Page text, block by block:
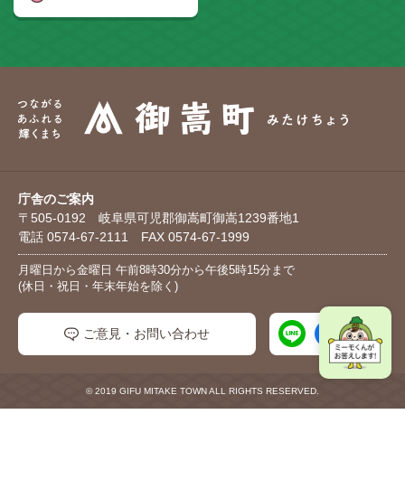
庁舎のご案内
〒505-0192 岐阜県可児郡御嵩町御嵩1239番地1
電話 0574-67-2111 FAX 0574-67-1999
月曜日から金曜日 午前8時30分から午後5時15分まで
(休日・祝日・年末年始を除く)
ご意見・お問い合わせ
© 2019 GIFU MITAKE TOWN ALL RIGHTS RESERVED.